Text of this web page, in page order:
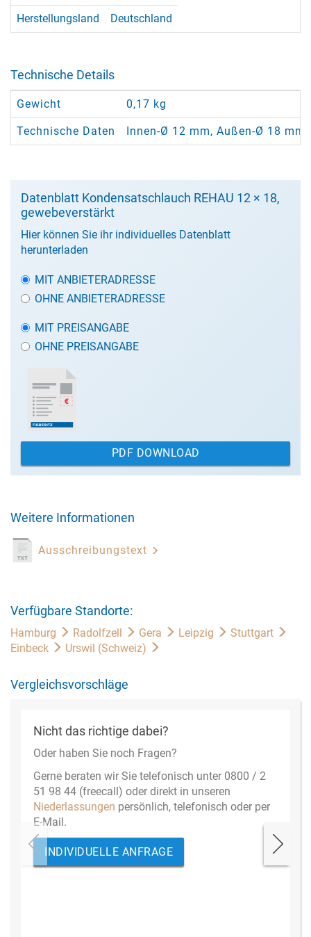
Herstellungsland Deutschland
Technische Details
Gewicht 0,17 kg
Technische Daten Innen-Ø 12 mm, Außen-Ø 18
Datenblatt Kondensatschlauch REHAU 12 × 18,
gewebeverstärkt
Hier können Sie ihr individuelles Datenblatt
herunterladen
MIT ANBIETERADRESSE
OHNE ANBIETERADRESSE
MIT PREISANGABE
OHNE PREISANGABE
PDF DOWNLOAD
Weitere Informationen
Ausschreibungstext
Verfügbare Standorte:
Hamburg Radolfzell Gera Leipzig
Stuttgart
Einbeck
Urswil (Schweiz)
Vergleichsvorschläge
Nicht das richtige dabei?
Oder haben Sie noch Fragen?
Gerne beraten wir Sie telefonisch unter 0800 / 2
51 98 44 (freecall) oder direkt in unseren
Niederlassungen persönlich, telefonisch oder per
E-Mail.
INDIVIDUELLE ANFRAGE